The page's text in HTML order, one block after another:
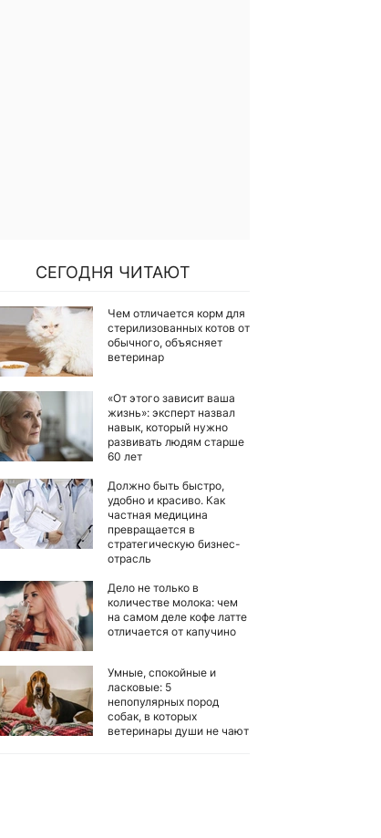
СЕГОДНЯ ЧИТАЮТ
Чем отличается корм для
стерилизованных котов от
обычного, объясняет
ветеринар
«От этого зависит ваша
жизнь»: эксперт назвал
навык, который нужно
развивать людям старше
60 лет
Должно быть быстро,
удобно и красиво. Как
частная медицина
превращается в
стратегическую бизнес-
отрасль
Дело не только в
количестве молока: чем
на самом деле кофе латте
отличается от капучино
Умные, спокойные и
ласковые: 5
непопулярных пород
собак, в которых
ветеринары души не чают